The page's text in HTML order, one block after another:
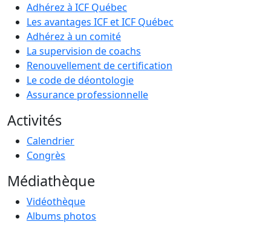
Adhérez à ICF Québec
Les avantages ICF et ICF Québec
Adhérez à un comité
La supervision de coachs
Renouvellement de certification
Le code de déontologie
Assurance professionnelle
Activités
Calendrier
Congrès
Médiathèque
Vidéothèque
Albums photos